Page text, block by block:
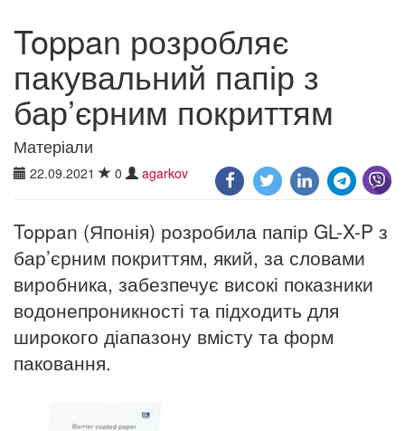
Toppan розробляє
пакувальний папір з
бар’єрним покриттям
Матеріали
22.09.2021 0 agarkov
Toppan (Японія) розробила папір GL-X-P з
бар’єрним покриттям, який, за словами
виробника, забезпечує високі показники
водонепроникності та підходить для
широкого діапазону вмісту та форм
паковання.